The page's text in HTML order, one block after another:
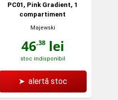
PC01, Pink Gradient, 1
compartiment
Majewski
46,38lei
stoc indisponibil
➤ alertă stoc